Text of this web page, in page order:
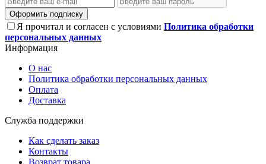
Оформить подписку
Я прочитал и согласен с условиями Политика обработки
персональных данных
Информация
О нас
Политика обработки персональных данных
Оплата
Доставка
Служба поддержки
Как сделать заказ
Контакты
Возврат товара